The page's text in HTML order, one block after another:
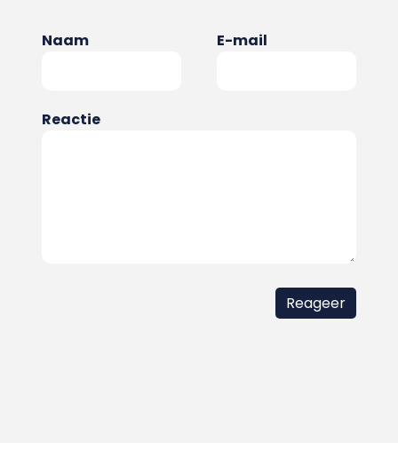
Naam E-mail
Reactie